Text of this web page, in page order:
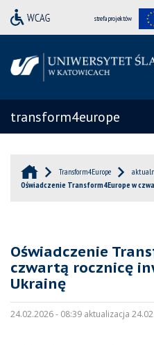
strefa projektów
transform4europe
Transform4Europe
Oświadczenie Transform4Europe w
Oświadczenie
czwartą rocznicę
Ukrainę
24.02.2026 - 08:39 aktualizacja